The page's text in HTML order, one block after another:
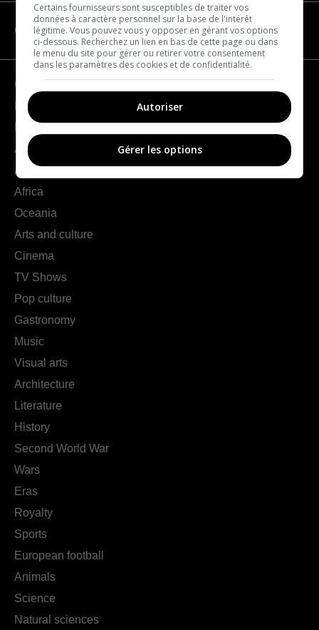
CATEGORIES
Geography
France
Americas
Asia
Africa
Oceania
Arts and culture
Cinema
TV Shows
Pop culture
Gastronomy
Music
Visual arts
Architecture
Literature
History
Second World War
Wars
Eras
Royalty
Sports
European football
Animals
Science
Natural sciences
Certains fournisseurs sont susceptibles de traiter vos
données à caractère personnel sur la base de l'intérêt
légitime. Vous pouvez vous y opposer en gérant vos options
ci-dessous. Recherchez un lien en bas de cette page ou dans
le menu du site pour gérer ou retirer votre consentement
dans les paramètres des cookies et de confidentialité.
Autoriser
Gérer les options